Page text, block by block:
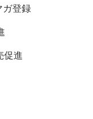
ガ登録
促進